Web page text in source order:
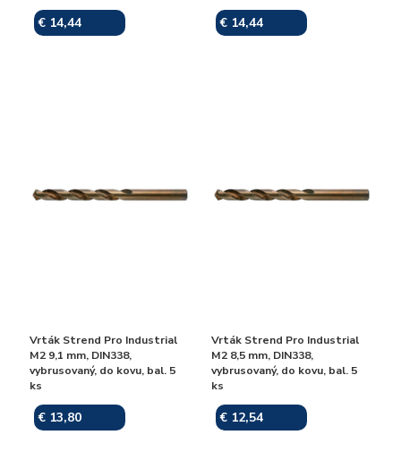
€ 14,44 € 14,44
Vrták Strend Pro Industrial
M2 9,1 mm, DIN338,
vybrusovaný, do kovu, bal. 5
ks
€ 13,80
Vrták Strend Pro Industrial
M2 8,5 mm, DIN338,
vybrusovaný, do kovu, bal. 5
ks
€ 12,54